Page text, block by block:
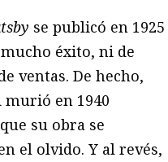
se publicó en 1925
éxito, ni de
ventas. De hecho,
murió en 1940
su obra se
el olvido. Y al revés,